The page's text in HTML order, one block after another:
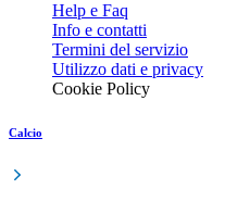
Help e Faq
Info e contatti
Termini del servizio
Utilizzo dati e privacy
Cookie Policy
Calcio